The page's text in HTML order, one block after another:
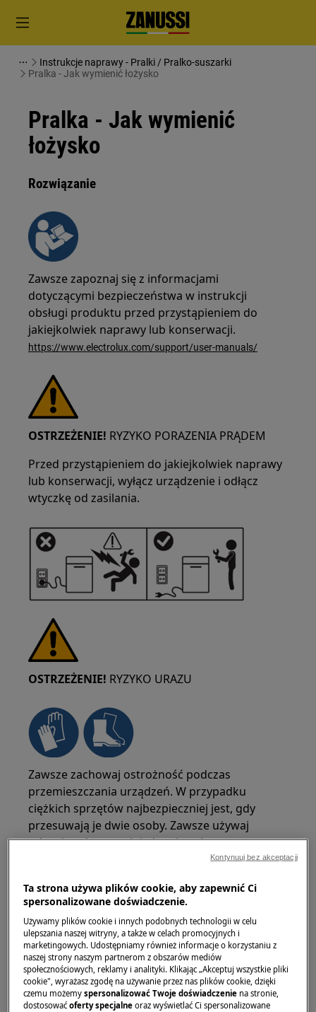
Instrukcje naprawy - Pralki / Pralko-suszarki
Pralka - Jak wymienić łożysko
Pralka - Jak wymienić
łożysko
Rozwiązanie
Zawsze zapoznaj się z informacjami
dotyczącymi bezpieczeństwa w instrukcji
obsługi produktu przed przystąpieniem do
jakiejkolwiek naprawy lub konserwacji.
https://www.electrolux.com/support/user-manuals/
OSTRZEŻENIE! RYZYKO PORAZENIA PRĄDEM
Przed przystąpieniem do jakiejkolwiek naprawy
lub konserwacji, wyłącz urządzenie i odłącz
wtyczkę od zasilania.
OSTRZEŻENIE! RYZYKO URAZU
Zawsze zachowaj ostrożność podczas
przemieszczania urządzeń. W przypadku
ciężkich sprzętów najbezpieczniej jest, gdy
przesuwają je dwie osoby. Zawsze używaj
rękawic ochronnych i obuwia ochronnego.
Nosić rękawice ochronne przez cały czas, aby
krawędzi.
OSTRZEŻENIE!RYZYKO USZKODZENIA OCZU
Ta strona używa plików cookie, aby zapewnić Ci
spersonalizowane doświadczenie.
Używamy plików cookie i innych podobnych technologii w celu
ulepszania naszej witryny, a także w celach promocyjnych i
marketingowych. Udostępniamy również informacje o korzystaniu z
naszej strony naszym partnerom z obszarów mediów
społecznościowych, reklamy i analityki. Klikając „Akceptuj wszystkie pliki
cookie", wyrażasz zgodę na używanie przez nas plików cookie, dzięki
czemu możemyspersonalizować Twoje doświadczenie na stronie,
dostosowaćoferty specjalne oraz wyświetlać Ci spersonalizowane
Kontynuuj bez akceptacji